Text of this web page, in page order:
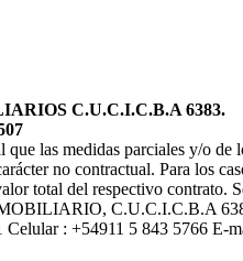
C.U.C.I.C.B.A 6383.
las medidas parciales y/o
no contractual. Para los
total del respectivo contrato.
: +54911 5 843 5766 E-